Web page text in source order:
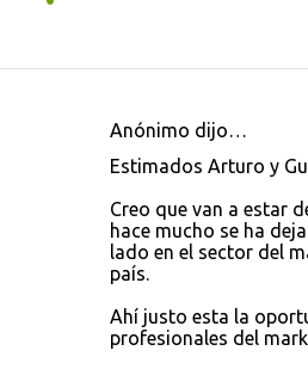
Anónimo dijo…
Estimados Arturo y
Creo que van a estar
hace mucho se ha
lado en el sector del
país.
Ahí justo esta la
profesionales del